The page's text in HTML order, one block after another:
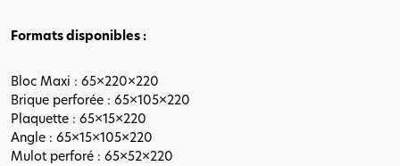
Formats disponibles :
Bloc Maxi : 65×220×220
Brique perforée : 65×105×220
Plaquette : 65×15×220
Angle : 65×15×105×220
Mulot perforé : 65×52×220